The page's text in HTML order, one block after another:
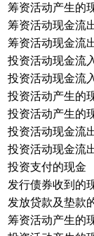
筹资活动产生的
筹资活动现金流
筹资活动现金流
投资活动现金流
投资活动现金流
投资活动产生的
投资活动产生的
投资活动现金流
投资活动现金流
投资支付的现金
发行债券收到的
发放贷款及垫款
筹资活动产生的